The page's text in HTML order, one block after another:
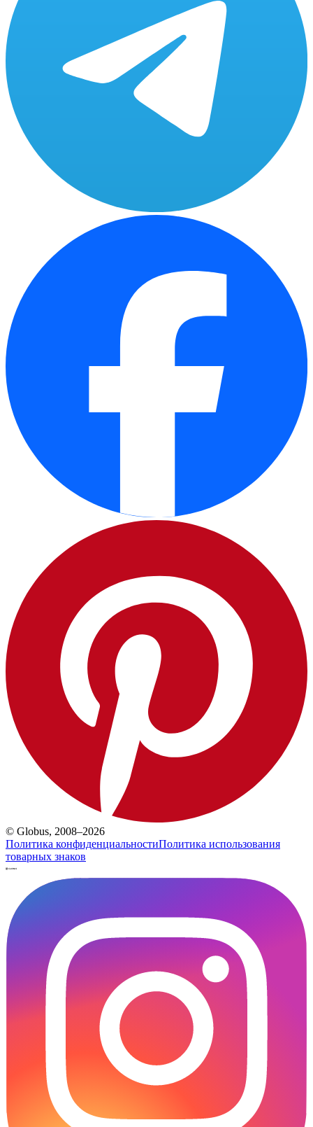
© Globus, 2008–2026
Политика конфиденциальностиПолитика использования
товарных знаков